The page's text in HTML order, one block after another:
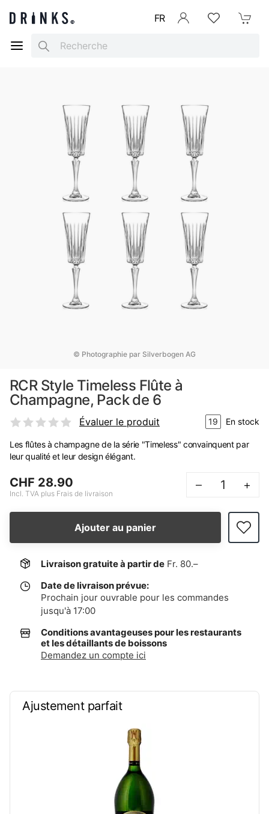
FR
Search
© Photographie par Silverbogen AG
RCR Style Timeless Flûte à
Champagne, Pack de 6
Évaluer le produit 19 En stock
Les flûtes à champagne de la série "Timeless" convainquent par
leur qualité et leur design élégant.
CHF 28.90
Incl. TVA plus Frais de livraison
– +
Ajouter au panier
Livraison gratuite à partir de Fr. 80.–
Date de livraison prévue:
Prochain jour ouvrable pour les commandes
jusqu'à 17:00
Conditions avantageuses pour les restaurants
et les détaillants de boissons
Demandez un compte ici
Ajustement parfait